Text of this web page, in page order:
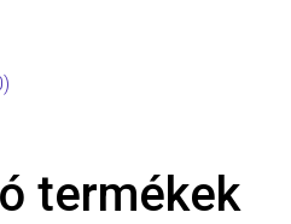
termékek